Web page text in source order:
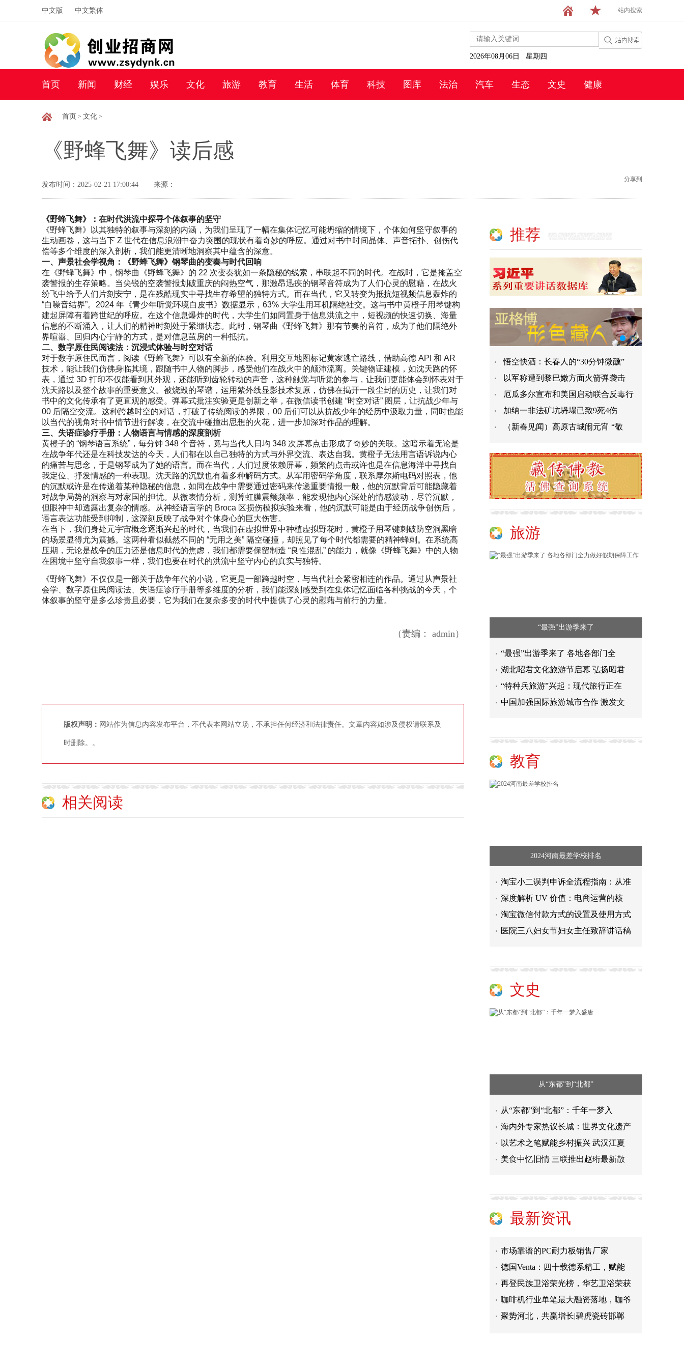
中文版 中文繁体 站内搜索
2026年08月06日 星期四
首页 新闻 财经 娱乐 文化 旅游 教育 生活 体育 科技 图库 法治 汽车 生态 文史 健康
首页 > 文化 >
《野蜂飞舞》读后感
发布时间：2025-02-21 17:00:44 来源：
分享到
《野蜂飞舞》：在时代洪流中探寻个体叙事的坚守
《野蜂飞舞》以其独特的叙事与深刻的内涵，为我们呈现了一幅在集体记忆可能坍缩的情境下，个体如何坚守叙事的
生动画卷，这与当下 Z 世代在信息浪潮中奋力突围的现状有着奇妙的呼应。通过对书中时间晶体、声音拓扑、创伤代
偿等多个维度的深入剖析，我们能更清晰地洞察其中蕴含的深意。
一、声景社会学视角：《野蜂飞舞》钢琴曲的变奏与时代回响
在《野蜂飞舞》中，钢琴曲《野蜂飞舞》的 22 次变奏犹如一条隐秘的线索，串联起不同的时代。在战时，它是掩盖空
袭警报的生存策略。当尖锐的空袭警报划破重庆的闷热空气，那激昂迅疾的钢琴音符成为了人们心灵的慰藉，在战火
纷飞中给予人们片刻安宁，是在残酷现实中寻找生存希望的独特方式。而在当代，它又转变为抵抗短视频信息轰炸的
“白噪音结界”。2024 年《青少年听觉环境白皮书》数据显示，63% 大学生用耳机隔绝社交。这与书中黄橙子用琴键构
建起屏障有着跨世纪的呼应。在这个信息爆炸的时代，大学生们如同置身于信息洪流之中，短视频的快速切换、海量
信息的不断涌入，让人们的精神时刻处于紧绷状态。此时，钢琴曲《野蜂飞舞》那有节奏的音符，成为了他们隔绝外
界喧嚣、回归内心宁静的方式，是对信息茧房的一种抵抗。
二、数字原住民阅读法：沉浸式体验与时空对话
对于数字原住民而言，阅读《野蜂飞舞》可以有全新的体验。利用交互地图标记黄家逃亡路线，借助高德 API 和 AR
技术，能让我们仿佛身临其境，跟随书中人物的脚步，感受他们在战火中的颠沛流离。关键物证建模，如沈天路的怀
表，通过 3D 打印不仅能看到其外观，还能听到齿轮转动的声音，这种触觉与听觉的参与，让我们更能体会到怀表对于
沈天路以及整个故事的重要意义。被烧毁的琴谱，运用紫外线显影技术复原，仿佛在揭开一段尘封的历史，让我们对
书中的文化传承有了更直观的感受。弹幕式批注实验更是创新之举，在微信读书创建 “时空对话” 图层，让抗战少年与
00 后隔空交流。这种跨越时空的对话，打破了传统阅读的界限，00 后们可以从抗战少年的经历中汲取力量，同时也能
以当代的视角对书中情节进行解读，在交流中碰撞出思想的火花，进一步加深对作品的理解。
三、失语症诊疗手册：人物语言与情感的深度剖析
黄橙子的 “钢琴语言系统”，每分钟 348 个音符，竟与当代人日均 348 次屏幕点击形成了奇妙的关联。这暗示着无论是
在战争年代还是在科技发达的今天，人们都在以自己独特的方式与外界交流、表达自我。黄橙子无法用言语诉说内心
的痛苦与思念，于是钢琴成为了她的语言。而在当代，人们过度依赖屏幕，频繁的点击或许也是在信息海洋中寻找自
我定位、抒发情感的一种表现。沈天路的沉默也有着多种解码方式。从军用密码学角度，联系摩尔斯电码对照表，他
的沉默或许是在传递着某种隐秘的信息，如同在战争中需要通过密码来传递重要情报一般，他的沉默背后可能隐藏着
对战争局势的洞察与对家国的担忧。从微表情分析，测算虹膜震颤频率，能发现他内心深处的情感波动，尽管沉默，
但眼神中却透露出复杂的情感。从神经语言学的 Broca 区损伤模拟实验来看，他的沉默可能是由于经历战争创伤后，
语言表达功能受到抑制，这深刻反映了战争对个体身心的巨大伤害。
在当下，我们身处元宇宙概念逐渐兴起的时代，当我们在虚拟世界中种植虚拟野花时，黄橙子用琴键刺破防空洞黑暗
的场景显得尤为震撼。这两种看似截然不同的 “无用之美” 隔空碰撞，却照见了每个时代都需要的精神蜂刺。在系统高
压期，无论是战争的压力还是信息时代的焦虑，我们都需要保留制造 “良性混乱” 的能力，就像《野蜂飞舞》中的人物
在困境中坚守自我叙事一样，我们也要在时代的洪流中坚守内心的真实与独特。
《野蜂飞舞》不仅仅是一部关于战争年代的小说，它更是一部跨越时空，与当代社会紧密相连的作品。通过从声景社
会学、数字原住民阅读法、失语症诊疗手册等多维度的分析，我们能深刻感受到在集体记忆面临各种挑战的今天，个
体叙事的坚守是多么珍贵且必要，它为我们在复杂多变的时代中提供了心灵的慰藉与前行的力量。
（责编： admin）
版权声明： 网站作为信息内容发布平台，不代表本网站立场，不承担任何经济和法律责任。文章内容如涉及侵权请联系及
时删除。。
相关阅读
推荐
悟空快酒：长春人的“30分钟微醺”
以军称遭到黎巴嫩方面火箭弹袭击
厄瓜多尔宣布和美国启动联合反毒行
加纳一非法矿坑坍塌已致9死4伤
（新春见闻）高原古城闹元宵 “敬
旅游
“最强”出游季来了
“最强”出游季来了 各地各部门全
湖北昭君文化旅游节启幕 弘扬昭君
“特种兵旅游”兴起：现代旅行正在
中国加强国际旅游城市合作 激发文
教育
2024河南最差学校排名
淘宝小二误判申诉全流程指南：从准
深度解析 UV 价值：电商运营的核
淘宝微信付款方式的设置及使用方式
医院三八妇女节妇女主任致辞讲话稿
文史
从“东都”到“北都”
从“东都”到“北都”：千年一梦入
海内外专家热议长城：世界文化遗产
以艺术之笔赋能乡村振兴 武汉江夏
美食中忆旧情 三联推出赵珩最新散
最新资讯
德国Venta：四十载德系精工，赋能
再登民族卫浴荣光榜，华艺卫浴荣获
咖啡机行业单笔最大融资落地，咖爷
聚势河北，共赢增长|碧虎瓷砖邯郸
意式高定新地标落成！百捷莱新总部
2026年7月企业API中转站评测：测GP
护肤做减法：为什么越来越多人只留
抢占万亿特种乳蓝海 域乳珍品以集